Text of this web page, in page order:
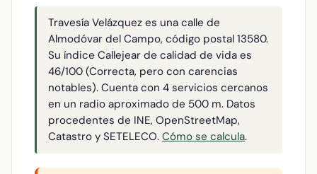
Travesía Velázquez es una calle de
Almodóvar del Campo, código postal 13580.
Su índice Callejear de calidad de vida es
46/100 (Correcta, pero con carencias
notables). Cuenta con 4 servicios cercanos
en un radio aproximado de 500 m. Datos
procedentes de INE, OpenStreetMap,
Catastro y SETELECO. Cómo se calcula.